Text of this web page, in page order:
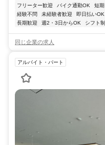
フリーター歓迎
バイク通勤OK 短期
経験不問
未経験者歓迎 即日払いOK
長期歓迎
週2・3日からOK シフト制
同じ企業の求人
アルバイト・パート